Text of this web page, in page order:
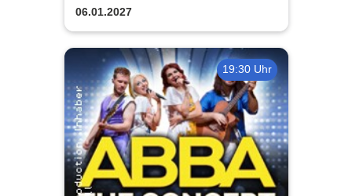
06.01.2027
19:30 Uhr